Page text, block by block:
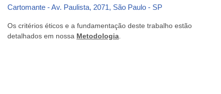
Cartomante - Av. Paulista, 2071, São Paulo - SP
Os critérios éticos e a fundamentação deste trabalho estão
detalhados em nossa Metodologia